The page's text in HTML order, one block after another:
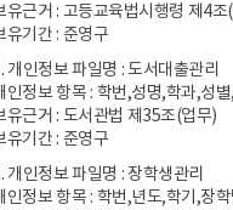
유근거 : 고등교육법시행령 제4조
유기간 : 준영구
개인정보 파일명 : 도서대출관리
인정보 항목 : 학번,성명,학과,성
유근거 : 도서관법 제35조(업무)
유기간 : 준영구
개인정보 파일명 : 장학생관리
인정보 항목 : 학번,년도,학기,장